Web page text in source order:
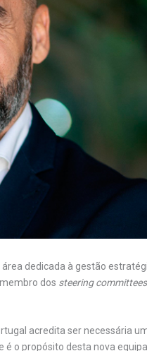
dedicada à gestão
dos steering committees
acredita ser necessária
o propósito desta nova